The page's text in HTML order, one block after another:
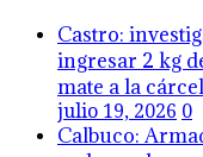
Castro:
ingresar 2 kg
mate a la
julio 19, 2026 0
Calbuco: